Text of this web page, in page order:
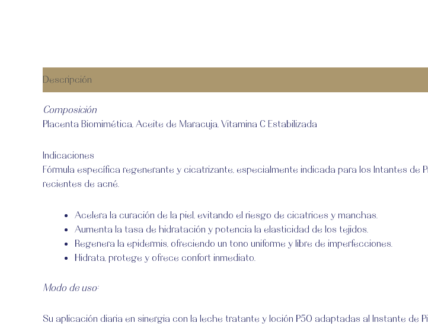
Descripción
Composición
Placenta Biomimética, Aceite de Maracuja, Vitamina C Estabilizada
Indicaciones
Fórmula específica regenerante y cicatrizante, especialmente indicada para los Intantes de
recientes de acné.
Acelera la curación de la piel, evitando el riesgo de cicatrices y manchas.
Aumenta la tasa de hidratación y potencia la elasticidad de los tejidos.
Regenera la epidermis, ofreciendo un tono uniforme y libre de imperfecciones.
Hidrata, protege y ofrece confort inmediato.
Modo de uso:
Su aplicación diaria en sinergia con la leche tratante y loción P50 adaptadas al Instante de